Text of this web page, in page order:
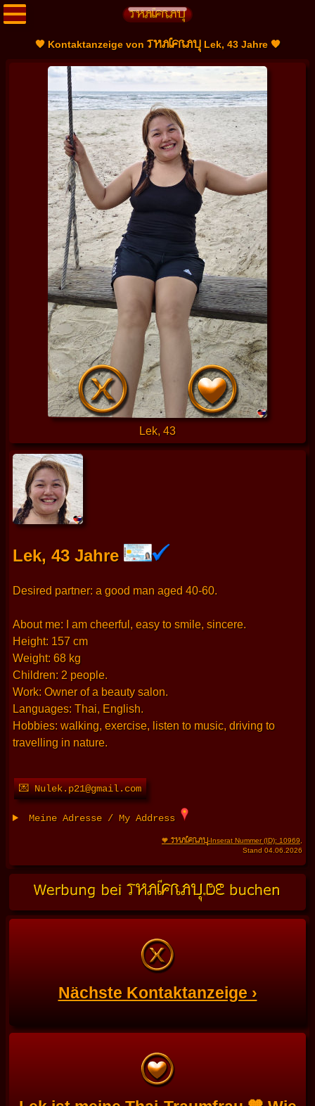
🧡 Kontaktanzeige vonTHAIFRAULek, 43 Jahre 🧡
Lek, 43
Lek, 43 Jahre
Desired partner: a good man aged 40-60.
About me: I am cheerful, easy to smile, sincere.
Height: 157 cm
Weight: 68 kg
Children: 2 people.
Work: Owner of a beauty salon.
Languages: Thai, English.
Hobbies: walking, exercise, listen to music, driving to
travelling in nature.
💌 Nulek.p21@gmail.com
Meine Adresse / My Address
🧡 THAIFRAU-Inserat Nummer (ID): 10969
Stand 04.06.2026
Nächste Kontaktanzeige ›